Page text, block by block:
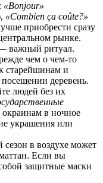
«Bonjour»
«Combien ça coûte?»
приобрести сразу
рынке.
важный ритуал.
чем о чем-то
старейшинам и
деревень.
людей без их
окраинам в ночное
украшения или
сезон в воздухе может
Если вы
защитные маски